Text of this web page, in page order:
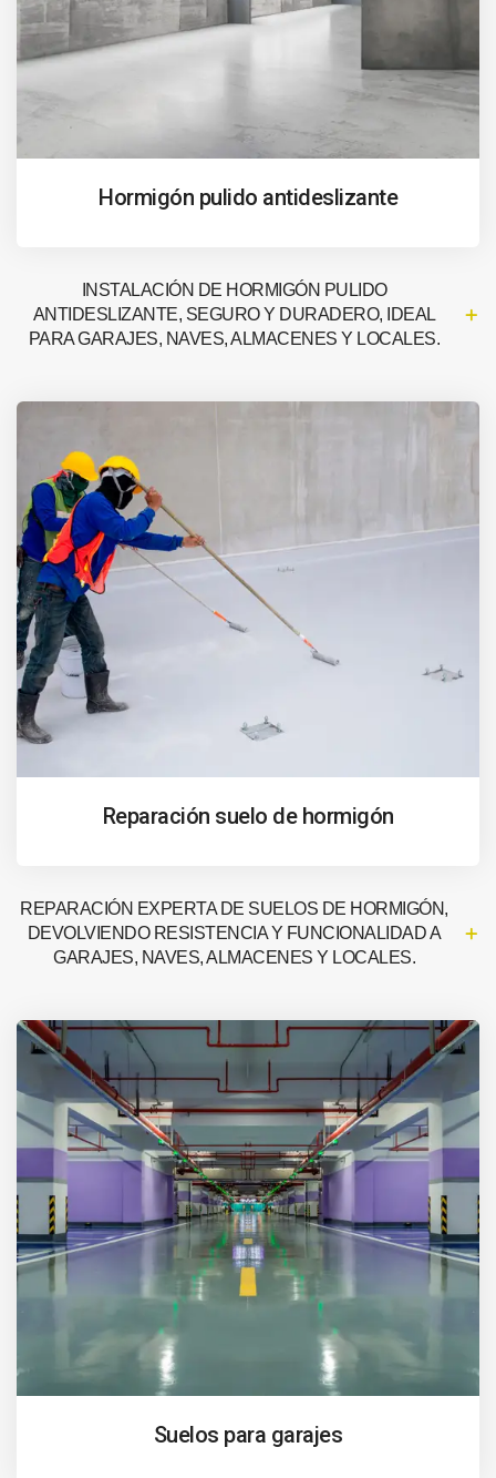
Hormigón pulido antideslizante
INSTALACIÓN DE HORMIGÓN PULIDO
ANTIDESLIZANTE, SEGURO Y DURADERO, IDEAL
PARA GARAJES, NAVES, ALMACENES Y LOCALES.
Reparación suelo de hormigón
REPARACIÓN EXPERTA DE SUELOS DE HORMIGÓN,
DEVOLVIENDO RESISTENCIA Y FUNCIONALIDAD A
GARAJES, NAVES, ALMACENES Y LOCALES.
Suelos para garajes